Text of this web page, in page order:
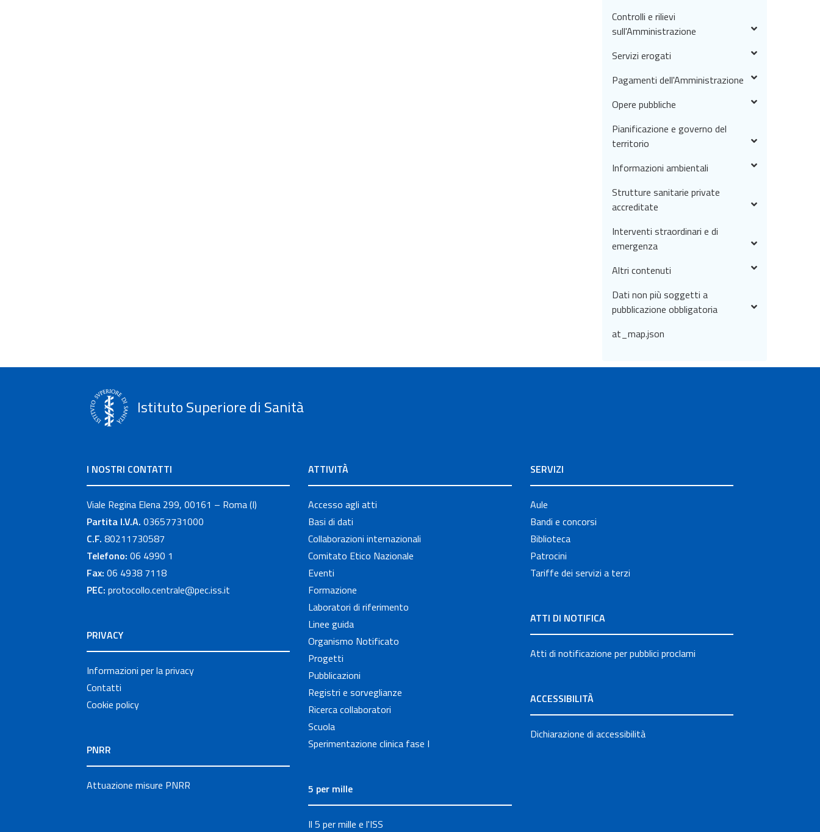
Controlli e rilievi
sull'Amministrazione
Servizi erogati
Pagamenti dell'Amministrazione
Opere pubbliche
Pianificazione e governo del
territorio
Informazioni ambientali
Strutture sanitarie private
accreditate
Interventi straordinari e di
emergenza
Altri contenuti
Dati non più soggetti a
pubblicazione obbligatoria
at_map.json
Istituto Superiore di Sanità
I NOSTRI CONTATTI
Viale Regina Elena 299, 00161 – Roma (I)
Partita I.V.A. 03657731000
C.F. 80211730587
Telefono: 06 4990 1
Fax: 06 4938 7118
PEC: protocollo.centrale@pec.iss.it
PRIVACY
Informazioni per la privacy
Contatti
Cookie policy
PNRR
Attuazione misure PNRR
ATTIVITÀ
Accesso agli atti
Basi di dati
Collaborazioni internazionali
Comitato Etico Nazionale
Eventi
Formazione
Laboratori di riferimento
Linee guida
Organismo Notificato
Progetti
Pubblicazioni
Registri e sorveglianze
Ricerca collaboratori
Scuola
Sperimentazione clinica fase I
5 per mille
Il 5 per mille e l'ISS
SERVIZI
Aule
Bandi e concorsi
Biblioteca
Patrocini
Tariffe dei servizi a terzi
ATTI DI NOTIFICA
Atti di notificazione per pubblici proclami
ACCESSIBILITÀ
Dichiarazione di accessibilità